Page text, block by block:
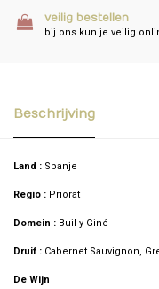
veilig bestellen
bij ons kun je veilig
Beschrijving
Land : Spanje
Regio : Priorat
Domein : Buil y Giné
Druif : Cabernet Sauvignon,
De Wijn